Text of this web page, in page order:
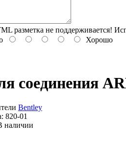
разметка не поддерживается!
Хорошо
соединения
Bentley
820-01
наличии